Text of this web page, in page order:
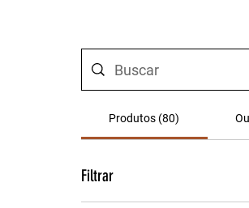
Produtos (80)
Filtrar